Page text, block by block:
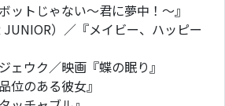
トじゃない～君に夢中！～』
）／『メイビー、ハッピー
ウク／映画『蝶の眠り』
位のある彼女』